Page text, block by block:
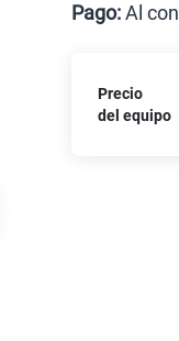
Paga solo
Pago:Al
Precio
del equipo